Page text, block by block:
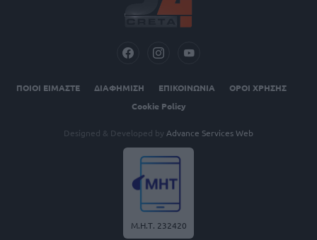
ΠΟΙΟΙ ΕΙΜΑΣΤΕ ΔΙΑΦΗΜΙΣΗ ΕΠΙΚΟΙΝΩΝΙΑ
ΟΡΟΙ ΧΡΗΣΗΣ
Cookie Policy
Designed & Developed by Advance Services Web
Μ.Η.Τ. 232420